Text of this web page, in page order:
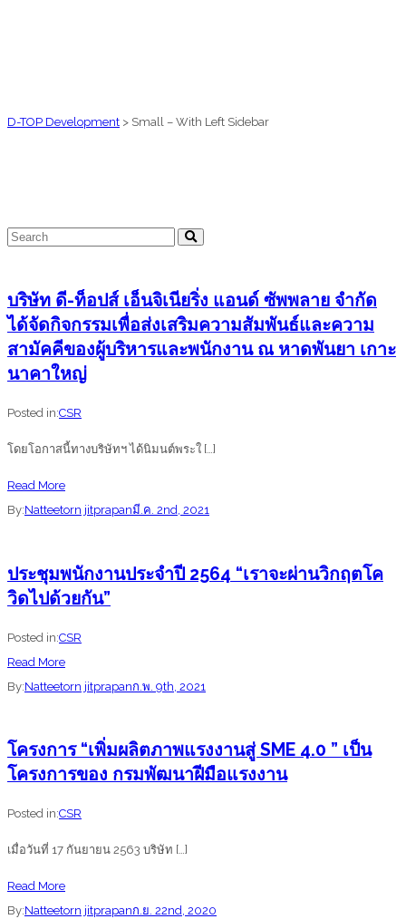
D-TOP Development > Small – With Left Sidebar
บริษัท ดี-ท็อปส์ เอ็นจิเนียริ่ง แอนด์ ซัพพลาย จำกัด
ได้จัดกิจกรรมเพื่อส่งเสริมความสัมพันธ์และความ
สามัคคีของผู้บริหารและพนักงาน ณ หาดพันยา เกาะ
นาคาใหญ่
Posted in:CSR
โดยโอกาสนี้ทางบริษัทฯ ได้นิมนต์พระใ […]
Read Moreabout
บริษัท
เอ็น
จิ
เนีย
แอนด์
ได้
จัด
ส่ง
By:Natteetorn jitprapanมี.ค. 2nd, 2021
ประชุมพนักงานประจำปี 2564 “เราจะผ่านวิกฤตโค
วิดไปด้วยกัน”
Posted in:CSR
Read Moreabout
ประชุม
ปี
2564
“เรา
ผ่าน
โค
By:Natteetorn jitprapanก.พ. 9th, 2021
โครงการ “เพิ่มผลิตภาพแรงงานสู่ SME 4.0 ” เป็น
โครงการของ กรมพัฒนาฝีมือแรงงาน
Posted in:CSR
เมื่อวันที่ 17 กันยายน 2563 บริษัท […]
Read Moreabout
โครงการ
By:Natteetorn jitprapanก.ย. 22nd, 2020